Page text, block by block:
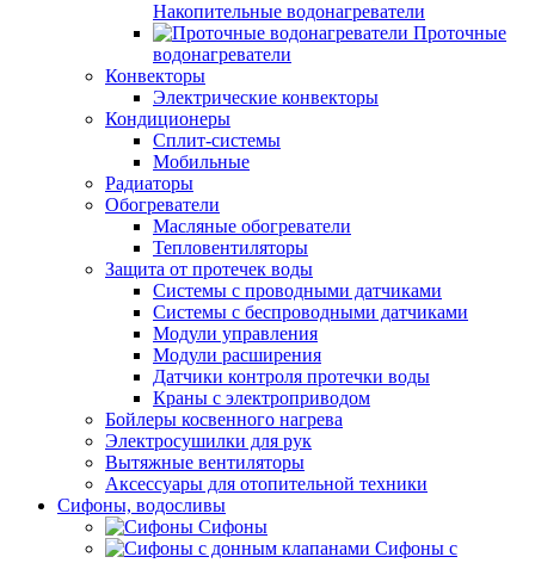
Накопительные водонагреватели
Проточные
водонагреватели
Конвекторы
Электрические конвекторы
Кондиционеры
Сплит-системы
Мобильные
Радиаторы
Обогреватели
Масляные обогреватели
Тепловентиляторы
Защита от протечек воды
Системы с проводными датчиками
Системы с беспроводными датчиками
Модули управления
Модули расширения
Датчики контроля протечки воды
Краны с электроприводом
Бойлеры косвенного нагрева
Электросушилки для рук
Вытяжные вентиляторы
Аксессуары для отопительной техники
Сифоны, водосливы
Сифоны
Сифоны с